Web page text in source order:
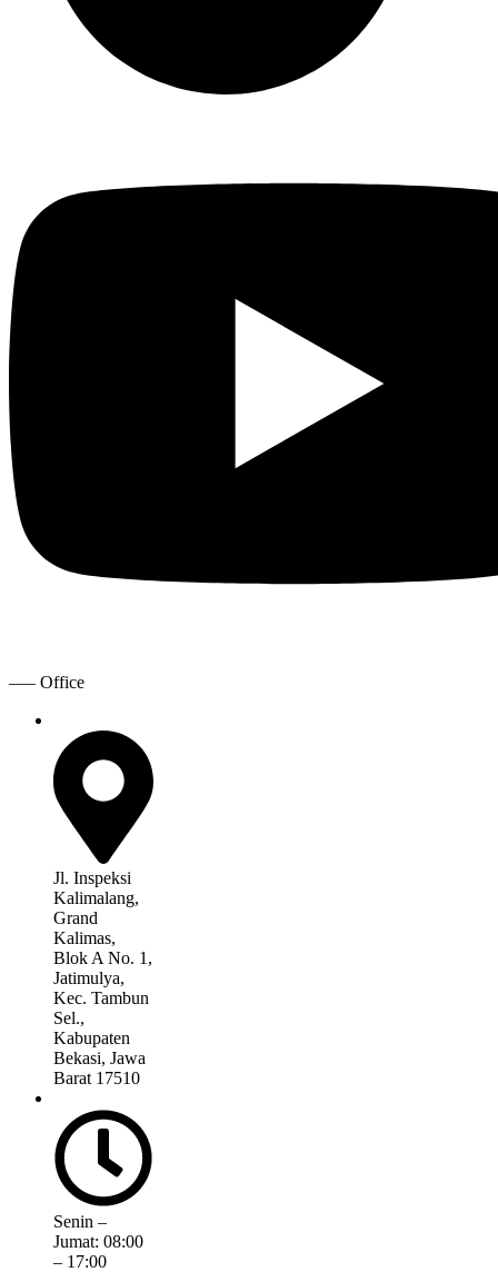
—– Office
Jl. Inspeksi
Kalimalang,
Grand
Kalimas,
Blok A No. 1,
Jatimulya,
Kec. Tambun
Sel.,
Kabupaten
Bekasi, Jawa
Barat 17510
Senin –
Jumat: 08:00
– 17:00